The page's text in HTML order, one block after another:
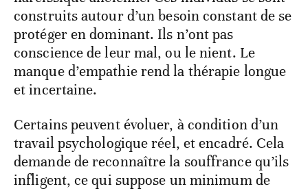
construits autour d’un besoin constant de se
protéger en dominant. Ils n’ont pas
conscience de leur mal, ou le nient. Le
manque d’empathie rend la thérapie longue
et incertaine.
Certains peuvent évoluer, à condition d’un
travail psychologique réel, et encadré. Cela
demande de reconnaître la souffrance qu’ils
infligent, ce qui suppose un minimum de